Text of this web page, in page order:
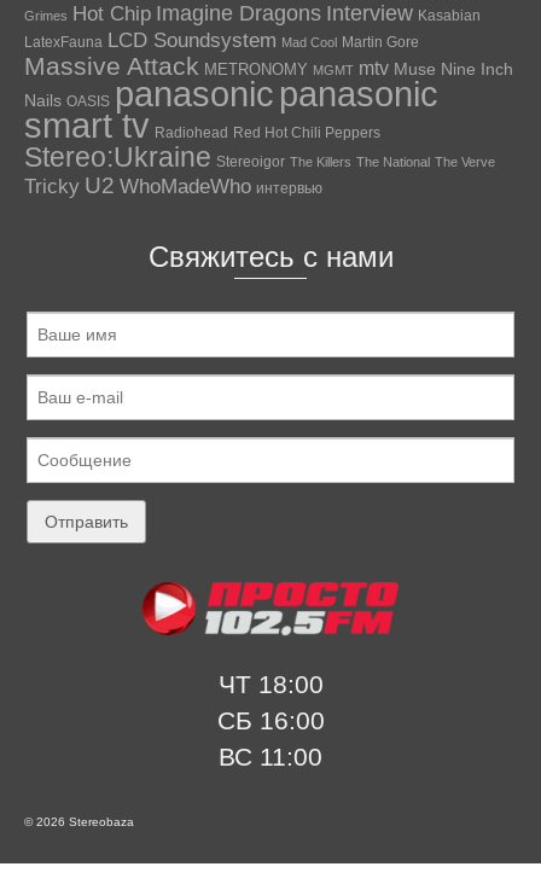
Grimes Hot Chip Imagine Dragons Interview Kasabian
LatexFauna LCD Soundsystem Mad Cool Martin Gore
Massive Attack METRONOMY MGMT mtv Muse Nine Inch
Nails OASIS panasonic panasonic
smart tv Radiohead Red Hot Chili Peppers
Stereo:Ukraine Stereoigor The Killers The National The Verve
Tricky U2 WhoMadeWho интервью
Свяжитесь с нами
ЧТ 18:00
СБ 16:00
ВС 11:00
© 2026 Stereobaza